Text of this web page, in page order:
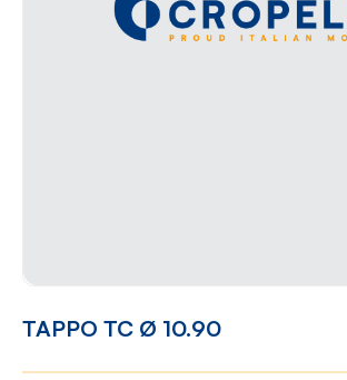
TAPPO TC Ø 10.90